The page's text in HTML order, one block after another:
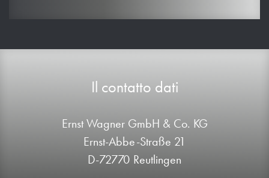
Il contatto dati
Ernst Wagner GmbH & Co. KG
Ernst-Abbe-Straße 21
D-72770 Reutlingen